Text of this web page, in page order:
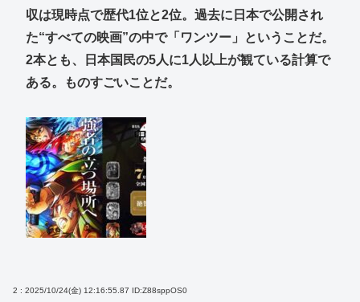
収は現時点で歴代1位と2位。過去に日本で公開され
た“すべての映画”の中で「ワンツー」ということだ。
2本とも、日本国民の5人に1人以上が観ている計算で
ある。ものすごいことだ。
2 : 2025/10/24(金) 12:16:55.87 ID:Z88sppOS0